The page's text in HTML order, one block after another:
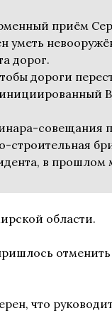
приём
уметь
дорог.
дороги
совещания
в прошлом
области.
что